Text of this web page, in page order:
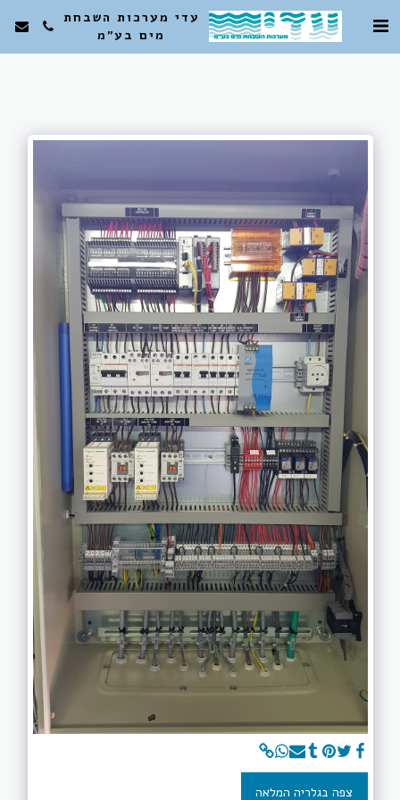
עדי מערכות השבחת
מים בע"מ
צפה בגלריה המלאה